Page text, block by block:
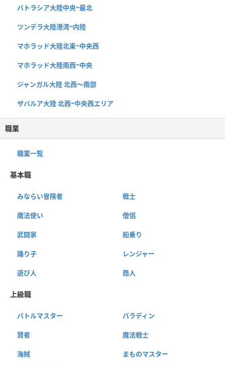
バトラシア大陸中央~最北
ツンデラ大陸港湾~内陸
マホラッド大陸北東~中央西
マホラッド大陸南西~中央
ジャンガル大陸 北西〜南部
ザバルア大陸 北西~中央西エリア
職業
職業一覧
基本職
みならい冒険者 戦士
魔法使い 僧侶
武闘家 船乗り
踊り子 レンジャー
遊び人 商人
上級職
バトルマスター パラディン
賢者 魔法戦士
海賊 まものマスター